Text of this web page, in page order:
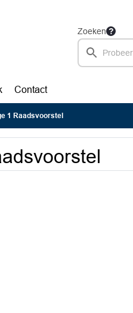
Zoeken
Contact
1 Raadsvoorstel